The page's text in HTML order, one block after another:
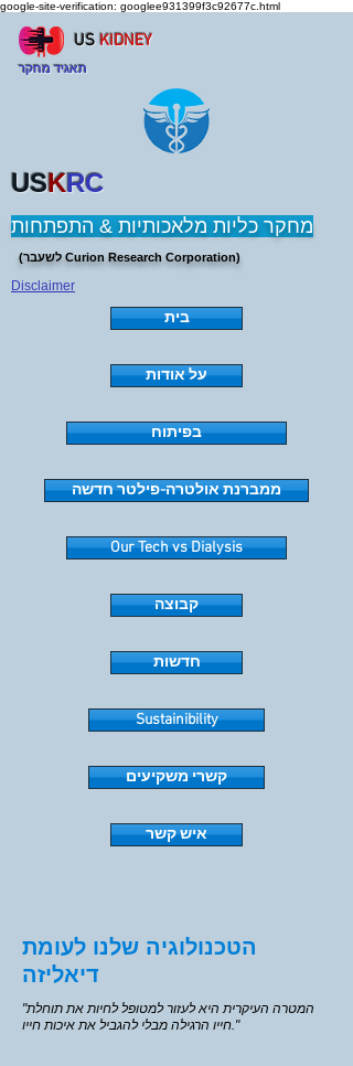
google-site-verification: googlee931399f3c92677c.html
US KIDNEY
תאגיד מחקר
(לשעבר Curion Research Corporation)
USKRC
מחקר כליות מלאכותיות & התפתחות
Disclaimer
בית
על אודות
בפיתוח
ממברנת אולטרה-פילטר חדשה
Our Tech vs Dialysis
קבוצה
חדשות
Sustainibility
קשרי משקיעים
איש קשר
הטכנולוגיה שלנו לעומת
דיאליזה
"המטרה העיקרית היא לעזור למטופל לחיות את תוחלת
חייו הרגילה מבלי להגביל את איכות חייו."